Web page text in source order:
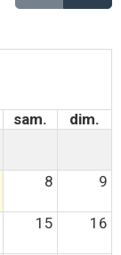
sam. dim.
8 9
15 16